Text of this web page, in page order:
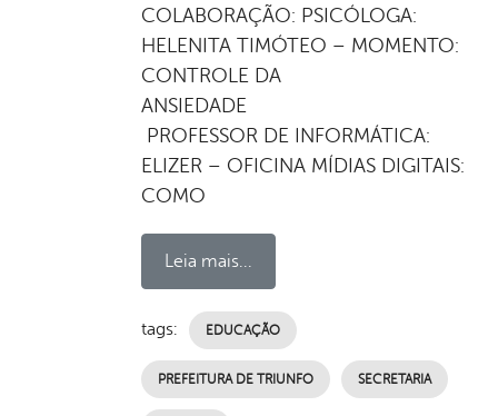
COLABORAÇÃO: PSICÓLOGA:
HELENITA TIMÓTEO – MOMENTO:
CONTROLE DA
PROFESSOR DE INFORMÁTICA:
ELIZER – OFICINA MÍDIAS DIGITAIS:
COMO
Leia mais...
tags: EDUCAÇÃO
PREFEITURA DE TRIUNFO SECRETARIA